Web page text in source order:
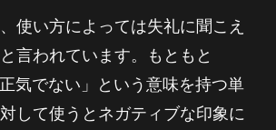
使い方によっては失礼に聞こえ
言われています。もともと
気でない」という意味を持つ単
して使うとネガティブな印象に